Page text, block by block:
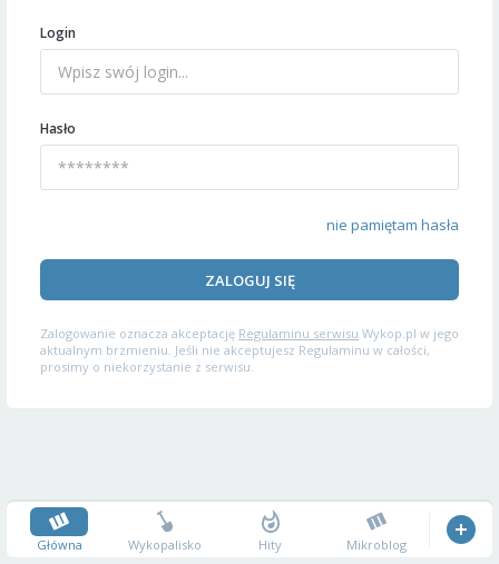
Login
Hasło
nie pamiętam hasła
ZALOGUJ SIĘ
Zalogowanie oznacza akceptację Regulaminu serwisu Wykop.pl w jego
aktualnym brzmieniu. Jeśli nie akceptujesz Regulaminu w całości,
prosimy o niekorzystanie z serwisu.
Główna Wykopalisko Hity Mikroblog